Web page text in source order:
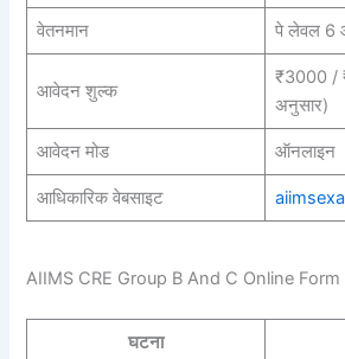
वेतनमान पे लेवल 6
आवेदन शुल्क
₹3000 /
अनुसार)
आवेदन मोड ऑनलाइन
आधिकारिक वेबसाइट
AIIMS CRE Group B And C Online Form
घटना